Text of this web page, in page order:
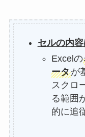
セルの内
Excelの
ータが
スクロ
る範囲
的に追